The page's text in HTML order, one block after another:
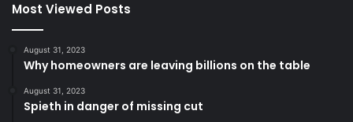
Most Viewed Posts
August 31, 2023
Why homeowners are leaving billions on the table
August 31, 2023
Spieth in danger of missing cut